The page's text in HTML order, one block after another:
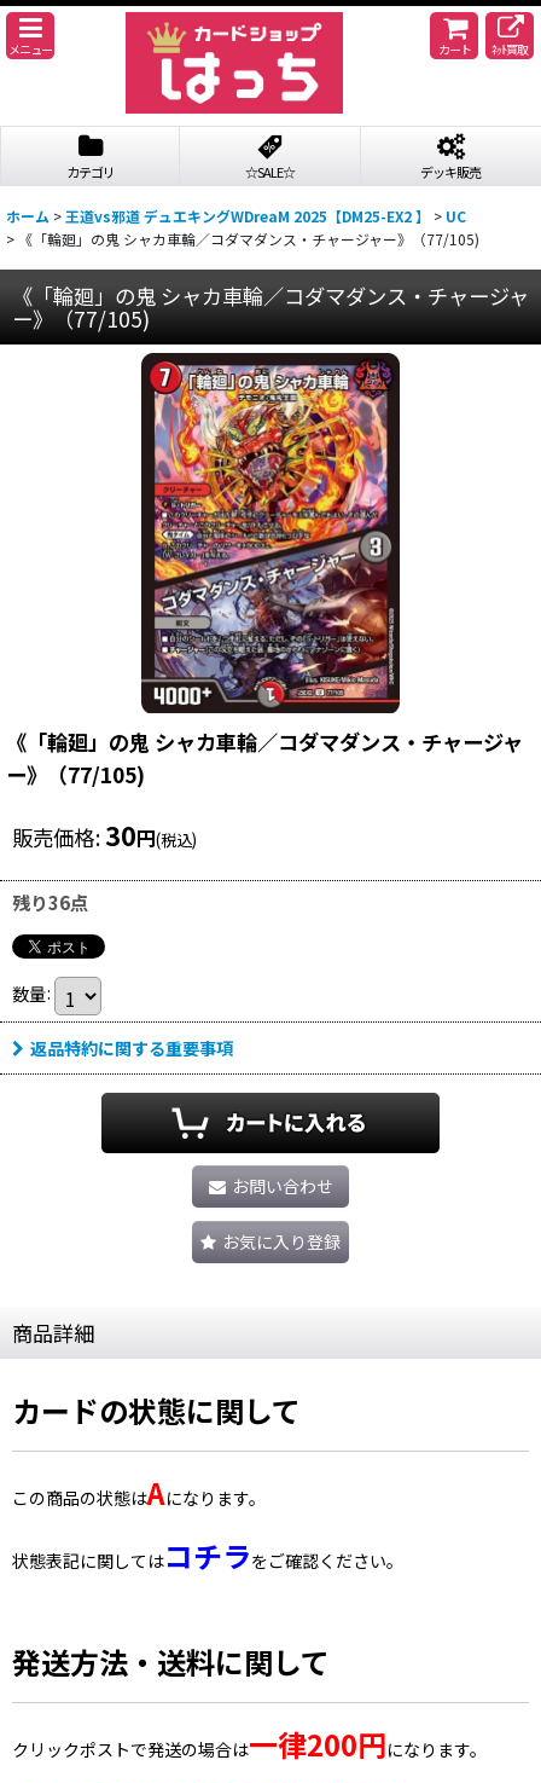
メニュー カート ﾈｯﾄ買取
カテゴリ ☆SALE☆ デッキ販売
ホーム > 王道vs邪道 デュエキングWDreaM 2025【DM25-EX2 】 > UC
> 《「輪廻」の鬼 シャカ車輪／コダマダンス・チャージャー》（77/105)
《「輪廻」の鬼 シャカ車輪／コダマダンス・チャージャ
ー》（77/105)
《「輪廻」の鬼 シャカ車輪／コダマダンス・チャージャ
ー》（77/105)
販売価格:30円(税込)
残り36点
数量:
返品特約に関する重要事項
お問い合わせ
お気に入り登録
商品詳細
カードの状態に関して
この商品の状態はAになります。
状態表記に関してはコチラをご確認ください。
発送方法・送料に関して
クリックポストで発送の場合は一律200円になります。